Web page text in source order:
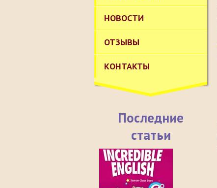
НОВОСТИ
ОТЗЫВЫ
КОНТАКТЫ
Последние
статьи